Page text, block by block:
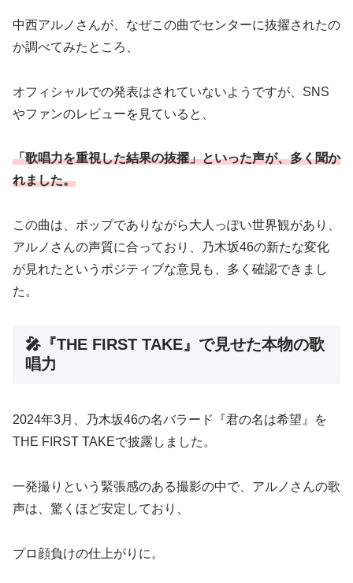
中西アルノさんが、なぜこの曲でセンターに抜擢されたの
か調べてみたところ、
オフィシャルでの発表はされていないようですが、SNS
やファンのレビューを見ていると、
「歌唱力を重視した結果の抜擢」といった声が、多く聞か
れました。
この曲は、ポップでありながら大人っぽい世界観があり、
アルノさんの声質に合っており、乃木坂46の新たな変化
が見れたというポジティブな意見も、多く確認できまし
た。
🎤『THE FIRST TAKE』で見せた本物の歌
唱力
2024年3月、乃木坂46の名バラード『君の名は希望』を
THE FIRST TAKEで披露しました。
一発撮りという緊張感のある撮影の中で、アルノさんの歌
声は、驚くほど安定しており、
プロ顔負けの仕上がりに。